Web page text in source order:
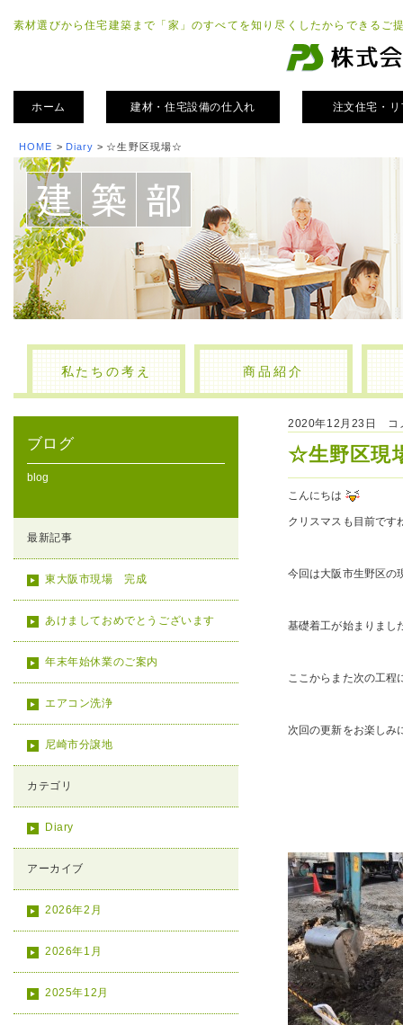
素材選びから住宅建築まで「家」のすべてを知り尽くしたからできるご
ホーム 建材・住宅設備の仕入れ 注文住宅・
HOME > Diary > ☆生野区現場☆
私たちの考え 商品紹介
ブログ
blog
最新記事
東大阪市現場 完成
あけましておめでとうございます
年末年始休業のご案内
エアコン洗浄
尼崎市分譲地
カテゴリ
Diary
アーカイブ
2026年2月
2026年1月
2025年12月
2020年12月23日 コ
☆生野区現
こんにちは
クリスマスも目前です
今回は大阪市生野区の
基礎着工が始まりまし
ここからまた次の工程
次回の更新をお楽しみ